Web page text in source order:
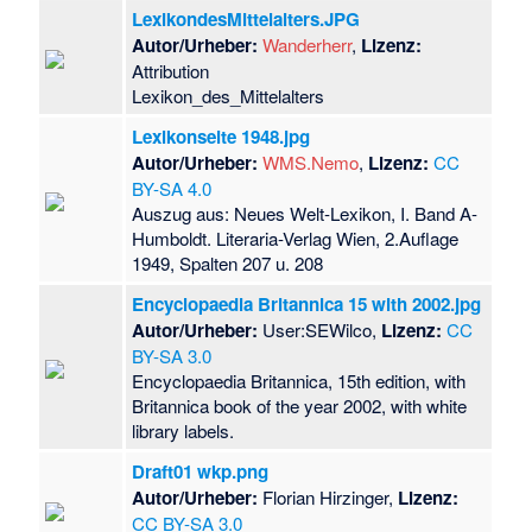
LexikondesMittelalters.JPG
Autor/Urheber: Wanderherr, Lizenz:
Attribution
Lexikon_des_Mittelalters
Lexikonseite 1948.jpg
Autor/Urheber: WMS.Nemo, Lizenz: CC
BY-SA 4.0
Auszug aus: Neues Welt-Lexikon, I. Band A-
Humboldt. Literaria-Verlag Wien, 2.Auflage
1949, Spalten 207 u. 208
Encyclopaedia Britannica 15 with 2002.jpg
Autor/Urheber: User:SEWilco, Lizenz: CC
BY-SA 3.0
Encyclopaedia Britannica, 15th edition, with
Britannica book of the year 2002, with white
library labels.
Draft01 wkp.png
Autor/Urheber: Florian Hirzinger, Lizenz:
CC BY-SA 3.0